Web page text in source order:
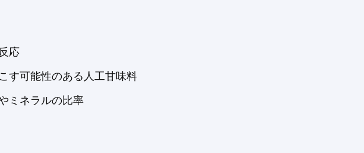
応
す可能性のある人工甘味料
ミネラルの比率